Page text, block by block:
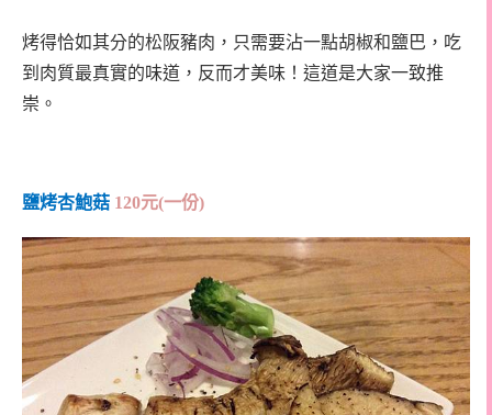
烤得恰如其分的松阪豬肉，只需要沾一點胡椒和鹽巴，吃
到肉質最真實的味道，反而才美味！這道是大家一致推
崇。
鹽烤杏鮑菇 120元(一份)